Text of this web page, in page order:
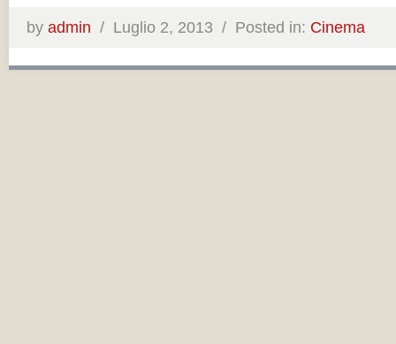
by admin / Luglio 2, 2013 / Posted in: Cinema